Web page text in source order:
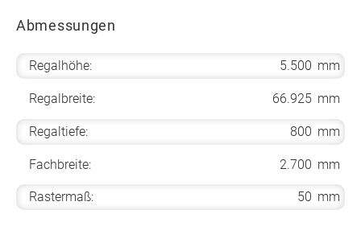
Abmessungen
Regalhöhe: 5.500 mm
Regalbreite: 66.925 mm
Regaltiefe: 800 mm
Fachbreite: 2.700 mm
Rastermaß: 50 mm